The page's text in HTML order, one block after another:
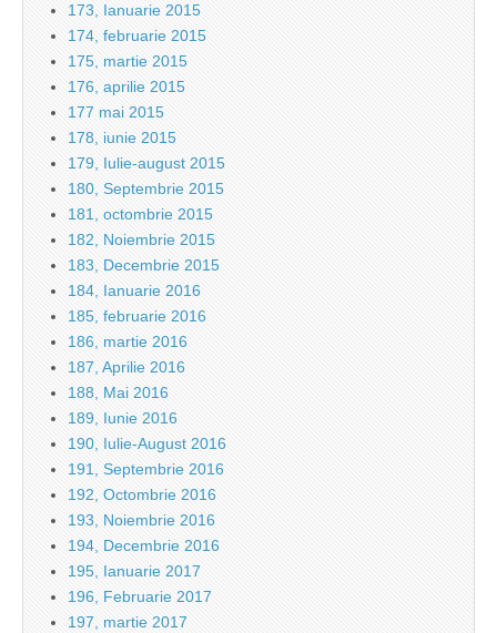
173, Ianuarie 2015
174, februarie 2015
175, martie 2015
176, aprilie 2015
177 mai 2015
178, iunie 2015
179, Iulie-august 2015
180, Septembrie 2015
181, octombrie 2015
182, Noiembrie 2015
183, Decembrie 2015
184, Ianuarie 2016
185, februarie 2016
186, martie 2016
187, Aprilie 2016
188, Mai 2016
189, Iunie 2016
190, Iulie-August 2016
191, Septembrie 2016
192, Octombrie 2016
193, Noiembrie 2016
194, Decembrie 2016
195, Ianuarie 2017
196, Februarie 2017
197, martie 2017